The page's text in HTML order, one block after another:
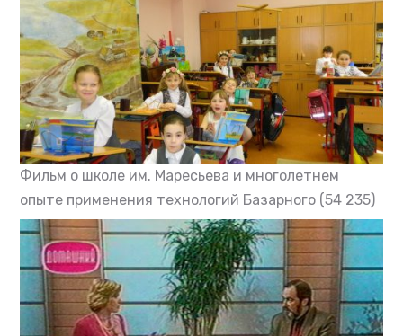
Фильм о школе им. Маресьева и многолетнем
опыте применения технологий Базарного (54 235)